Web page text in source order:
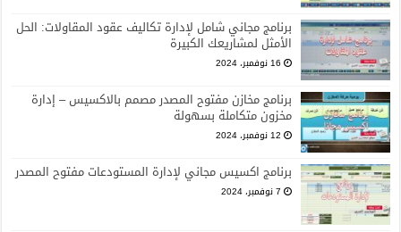
برنامج مجاني شامل لإدارة تكاليف عقود المقاولات: الحل
الأمثل لمشاريعك الكبيرة
16 نوفمبر، 2024
برنامج مخازن مفتوح المصدر مصمم بالاكسيس – إدارة
مخزون متكاملة بسهولة
12 نوفمبر، 2024
برنامج اكسيس مجاني لإدارة المستودعات مفتوح المصدر
7 نوفمبر، 2024